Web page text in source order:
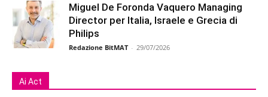
Miguel De Foronda Vaquero Managing
Director per Italia, Israele e Grecia di
Philips
Redazione BitMAT - 29/07/2026
Ai Act